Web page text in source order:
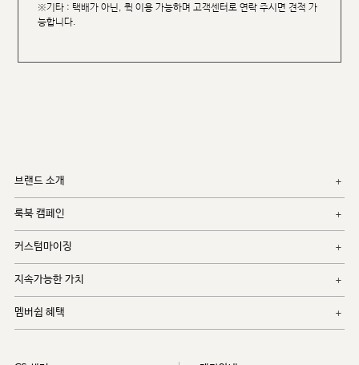
※기타 : 택배가 아닌, 퀵 이용 가능하며 고객센터로 연락 주시면 견적 가
능합니다.
브랜드 소개
룩북 캠페인
커스텀마이징
지속가능한 가치
멤버쉽 혜택